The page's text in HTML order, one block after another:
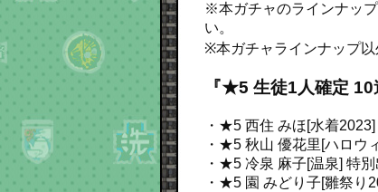
※本ガチャのラインナッ
い。
※本ガチャラインナップ以
『★5 生徒1人確定
・★5 西住 みほ[水着2023]
・★5 秋山 優花里[ハロウ
・★5 冷泉 麻子[温泉] 特別
・★5 園 みどり子[雛祭り